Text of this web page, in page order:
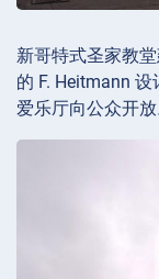
新哥特式圣家教
的 F. Heitmann
爱乐厅向公众开放